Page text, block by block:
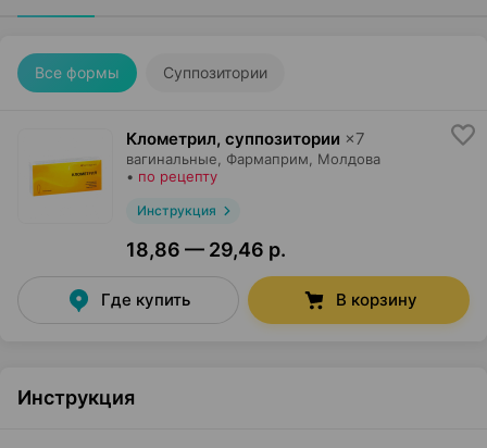
Все формы Суппозитории
Клометрил, суппозитории ×7
вагинальные, Фармаприм , Молдова
• по рецепту
Инструкция
18,86 — 29,46 р.
Где купить В корзину
Инструкция